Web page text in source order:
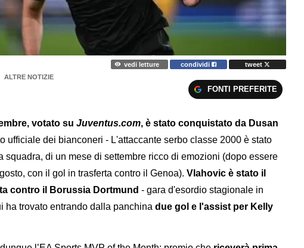
vedi letture condividi
tweet
ALTRE NOTIZIE
FONTI PREFERITE
votato su Juventus.com, è stato conquistato da Dusan
ufficiale dei bianconeri - L'attaccante serbo classe 2000 è stato
squadra, di un mese di settembre ricco di emozioni (dopo essere
con il gol in trasferta contro il Genoa). Vlahovic è stato il
contro il Borussia Dortmund - gara d'esordio stagionale in
ha trovato entrando dalla panchina due gol e l'assist per Kelly